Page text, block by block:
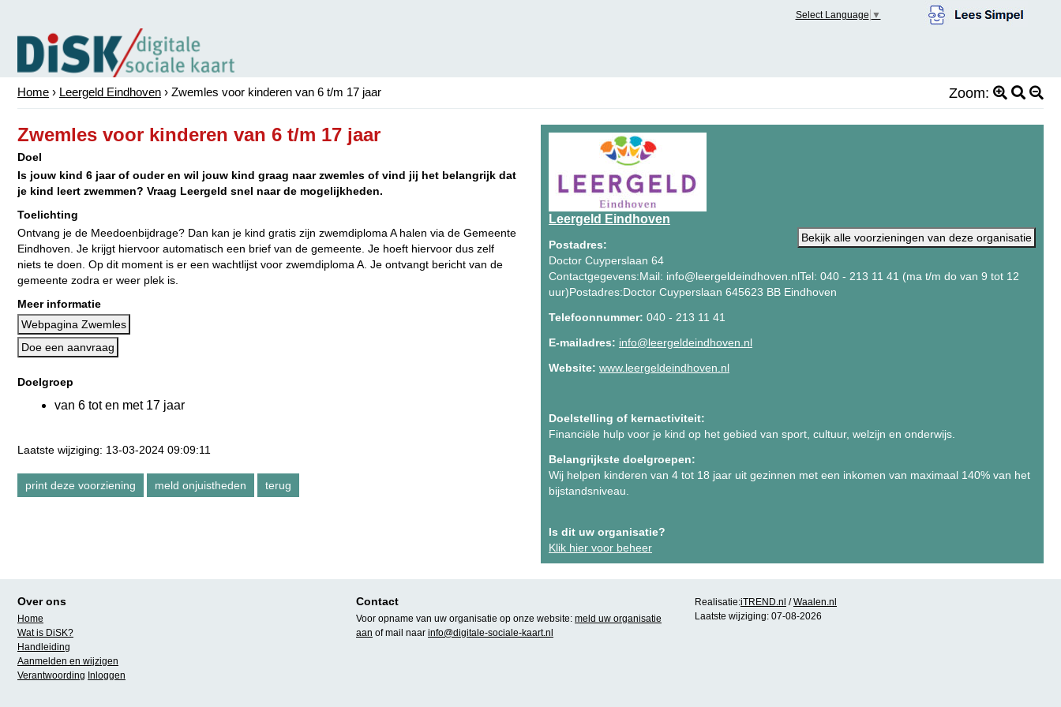
Select Language ▼
Home › Leergeld Eindhoven › Zwemles voor kinderen van 6 t/m 17 jaar Zoom:
Zwemles voor kinderen van 6 t/m 17 jaar
Doel
Is jouw kind 6 jaar of ouder en wil jouw kind graag naar zwemles of vind jij het belangrijk dat
je kind leert zwemmen? Vraag Leergeld snel naar de mogelijkheden.
Toelichting
Ontvang je de Meedoenbijdrage? Dan kan je kind gratis zijn zwemdiploma A halen via de Gemeente
Eindhoven. Je krijgt hiervoor automatisch een brief van de gemeente. Je hoeft hiervoor dus zelf
niets te doen. Op dit moment is er een wachtlijst voor zwemdiploma A. Je ontvangt bericht van de
gemeente zodra er weer plek is.
Meer informatie
Webpagina Zwemles
Doe een aanvraag
Doelgroep
van 6 tot en met 17 jaar
Laatste wijziging: 13-03-2024 09:09:11
Leergeld Eindhoven
Bekijk alle voorzieningen van deze organisatie
Postadres:
Doctor Cuyperslaan 64
Contactgegevens:Mail: info@leergeldeindhoven.nlTel: 040 - 213 11 41 (ma t/m do van 9 tot 12
uur)Postadres:Doctor Cuyperslaan 645623 BB Eindhoven
Telefoonnummer: 040 - 213 11 41
E-mailadres: info@leergeldeindhoven.nl
Website: www.leergeldeindhoven.nl
Doelstelling of kernactiviteit:
Financiële hulp voor je kind op het gebied van sport, cultuur, welzijn en onderwijs.
Belangrijkste doelgroepen:
Wij helpen kinderen van 4 tot 18 jaar uit gezinnen met een inkomen van maximaal 140% van het
bijstandsniveau.
Is dit uw organisatie?
Klik hier voor beheer
Over ons
Home
Wat is DiSK?
Handleiding
Aanmelden en wijzigen
Verantwoording Inloggen
Contact
Voor opname van uw organisatie op onze website: meld uw organisatie
aan of mail naar info@digitale-sociale-kaart.nl
Realisatie:iTREND.nl /Waalen.nl
Laatste wijziging: 07-08-2026